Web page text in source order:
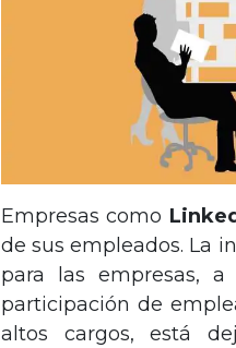
Empresas como
de sus empleados. La
para las empresas,
participación de
altos cargos, está